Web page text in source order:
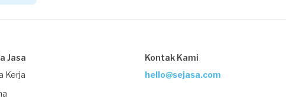
Tangerang Selatan, Banten
Jasa
Kerja
Kontak Kami
hello@sejasa.com